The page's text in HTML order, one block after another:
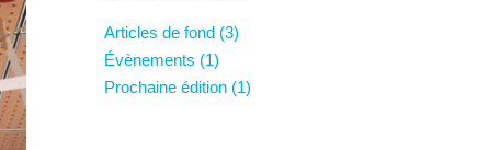
Articles de fond (3)
Évènements (1)
Prochaine édition (1)